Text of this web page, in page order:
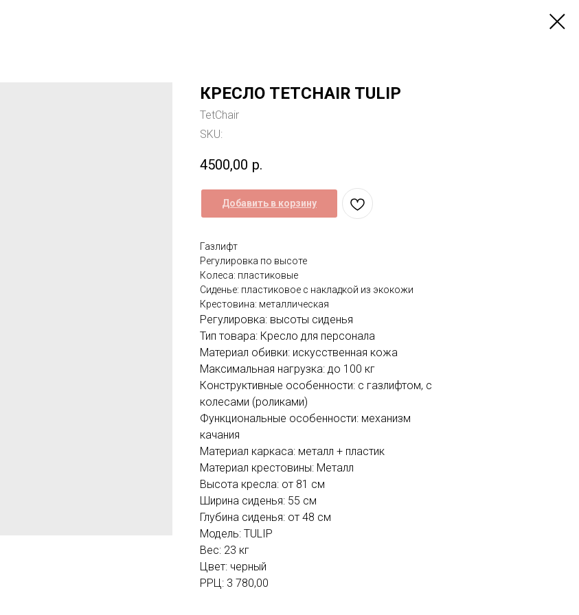
КРЕСЛО TETCHAIR TULIP
TetChair
SKU:
4500,00 р.
Добавить в корзину
Газлифт
Регулировка по высоте
Колеса: пластиковые
Сиденье: пластиковое с накладкой из экокожи
Крестовина: металлическая
Регулировка: высоты сиденья
Тип товара: Кресло для персонала
Материал обивки: искусственная кожа
Максимальная нагрузка: до 100 кг
Конструктивные особенности: с газлифтом, с
колесами (роликами)
Функциональные особенности: механизм
качания
Материал каркаса: металл + пластик
Материал крестовины: Металл
Высота кресла: от 81 см
Ширина сиденья: 55 см
Глубина сиденья: от 48 см
Модель: TULIP
Вес: 23 кг
Цвет: черный
РРЦ: 3 780,00